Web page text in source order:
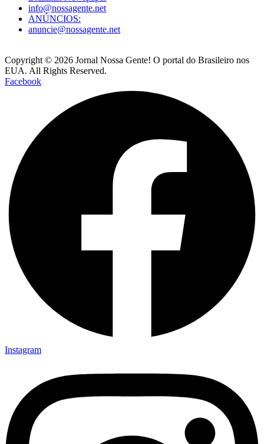
info@nossagente.net
ANÚNCIOS:
anuncie@nossagente.net
Copyright © 2026 Jornal Nossa Gente! O portal do Brasileiro nos
EUA. All Rights Reserved.
Facebook
Instagram